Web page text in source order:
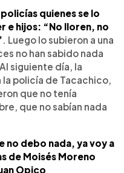
policías quienes se lo
e hijos: “No lloren, no
. Luego lo subieron a una
no han sabido nada
siguiente día, la
la policía de Tacachico,
que no tenía
que no sabían nada
no debo nada, ya voy a
de Moisés Moreno
Opico